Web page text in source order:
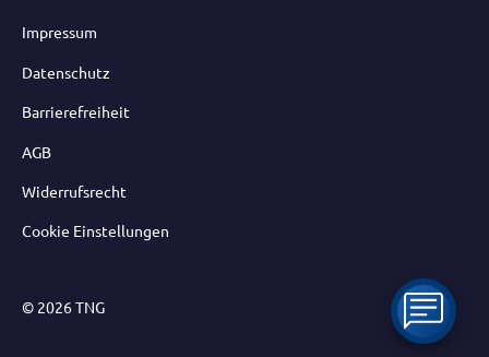
Impressum
Datenschutz
Barrierefreiheit
AGB
Widerrufsrecht
Cookie Einstellungen
© 2026 TNG